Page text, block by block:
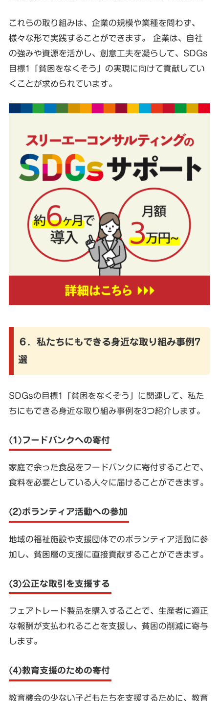
これらの取り組みは、企業の規模や業種を問わず、
様々な形で実践することができます。 企業は、自社
の強みや資源を活かし、創意工夫を凝らして、SDGs
目標1「貧困をなくそう」の実現に向けて貢献してい
くことが求められています。
６．私たちにもできる身近な取り組み事例7
選
SDGsの目標1「貧困をなくそう」に関連して、私た
ちにもできる身近な取り組み事例を3つ紹介します。
(1)フードバンクへの寄付
家庭で余った食品をフードバンクに寄付することで、
食料を必要としている人々に届けることができます。
(2)ボランティア活動への参加
地域の福祉施設や支援団体でのボランティア活動に参
加し、貧困層の支援に直接貢献することができます。
(3)公正な取引を支援する
フェアトレード製品を購入することで、生産者に適正
な報酬が支払われることを支援し、貧困の削減に寄与
します。
(4)教育支援のための寄付
教育機会の少ない子どもたちを支援するために、教育